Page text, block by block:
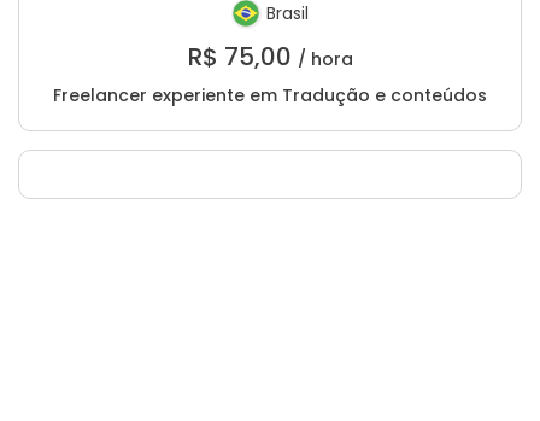
Brasil
R$ 75,00 / hora
Freelancer experiente em Tradução e conteúdos